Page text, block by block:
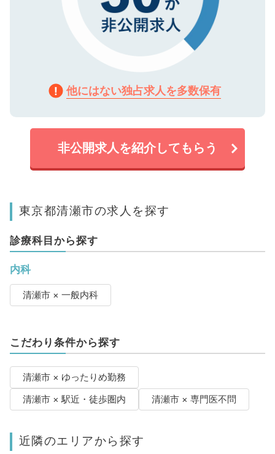
他にはない独占求人を多数保有
非公開求人を紹介してもらう
東京都清瀬市の求人を探す
診療科目から探す
内科
清瀬市 × 一般内科
こだわり条件から探す
清瀬市 × ゆったりめ勤務
清瀬市 × 駅近・徒歩圏内
清瀬市 × 専門医不問
近隣のエリアから探す